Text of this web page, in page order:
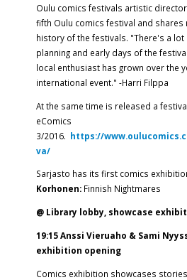
Oulu comics festivals artistic
fifth Oulu comics festival and
history of the festivals. "There's a
planning and early days of the
local enthusiast has grown over the
international event." -Harri Filppa
At the same time is released a
eComics
3/2016. https://
va/
Sarjasto has its first comics
Korhonen: Finnish Nightmares
@ Library lobby, showcase
19:15 Anssi Vieruaho & Sami
exhibition opening
Comics exhibition showcases